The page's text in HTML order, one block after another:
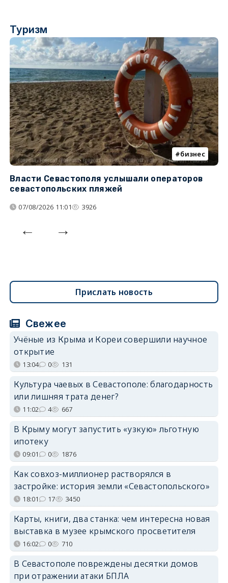
Туризм
бизнес
Власти Севастополя услышали операторов
севастопольских пляжей
07/08/2026 11:01 3926
Прислать новость
Свежее
Учёные из Крыма и Кореи совершили научное
открытие
13:04 0 131
Культура чаевых в Севастополе: благодарность
или лишняя трата денег?
11:02 4 667
В Крыму могут запустить «узкую» льготную
ипотеку
09:01 0 1876
Как совхоз-миллионер растворялся в
застройке: история земли «Севастопольского»
18:01 17 3450
Карты, книги, два станка: чем интересна новая
выставка в музее крымского просветителя
16:02 0 710
В Севастополе повреждены десятки домов
при отражении атаки БПЛА